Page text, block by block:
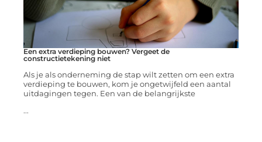
Een extra verdieping bouwen? Vergeet de
constructietekening niet
Als je als onderneming de stap wilt zetten om een extra
verdieping te bouwen, kom je ongetwijfeld een aantal
uitdagingen tegen. Een van de belangrijkste
...